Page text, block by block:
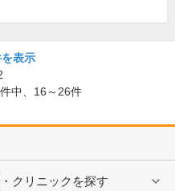
表示
件中、 16～26件
クリニックを探す